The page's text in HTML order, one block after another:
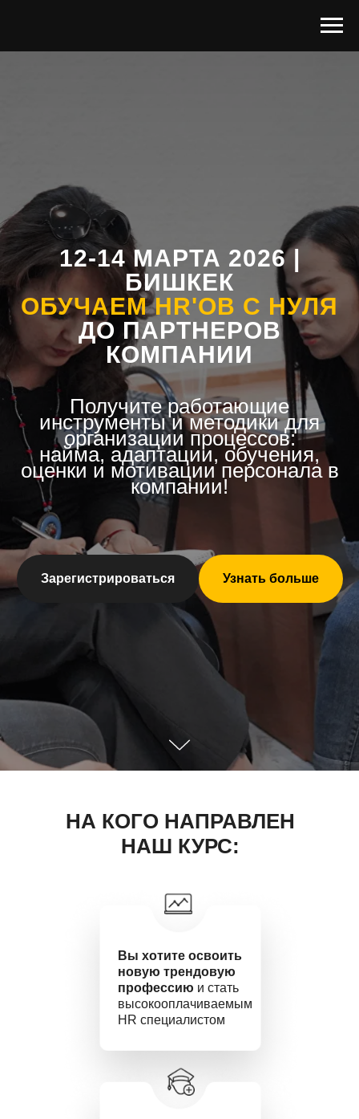
12-14 МАРТА 2026 |
БИШКЕК
ОБУЧАЕМ HR'ОВ С НУЛЯ
ДО ПАРТНЕРОВ
КОМПАНИИ
Получите работающие
инструменты и методики для
организации процессов:
найма, адаптации, обучения,
оценки и мотивации персонала в
компании!
Зарегистрироваться Узнать больше
НА КОГО НАПРАВЛЕН
НАШ КУРС:
Вы хотите освоить
новую трендовую
профессию и стать
высокооплачиваемым
HR специалистом